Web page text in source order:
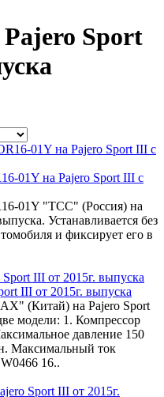
Sport
01Y на Pajero Sport III с
01Y "TCC" (Россия) на
Устанавливается без
и фиксирует его в
III от 2015г. выпуска
(Китай) на Pajero Sport
модели: 1. Компрессор
давление 150
Максимальный ток
16..